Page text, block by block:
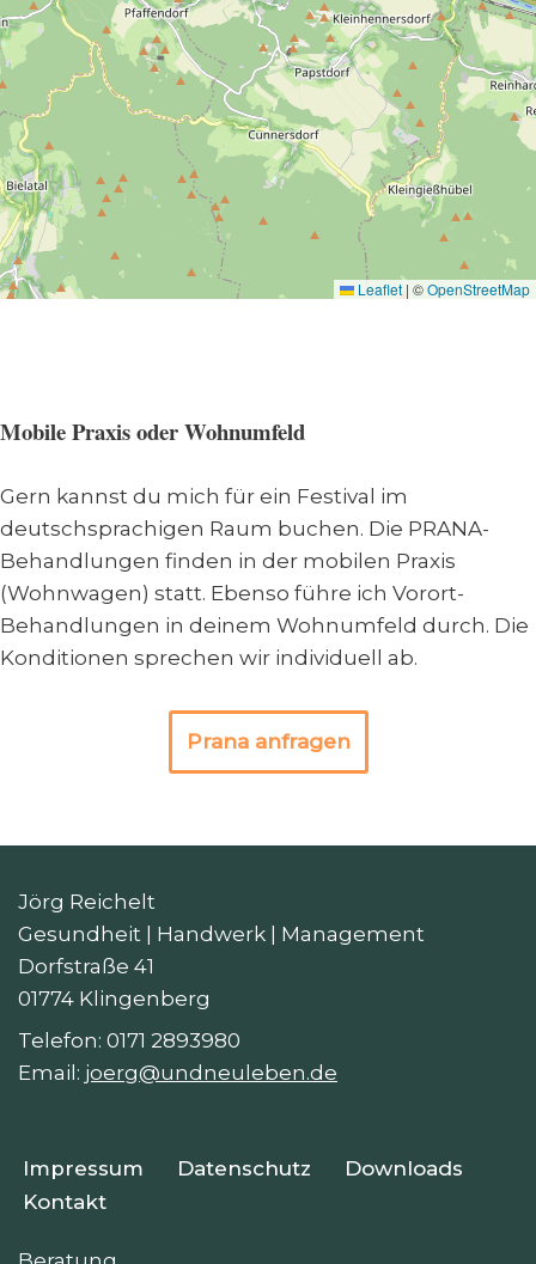
Leaflet | ©OpenStreetMap
Mobile Praxis oder Wohnumfeld
Gern kannst du mich für ein Festival im
deutschsprachigen Raum buchen. Die PRANA-
Behandlungen finden in der mobilen Praxis
(Wohnwagen) statt. Ebenso führe ich Vorort-
Behandlungen in deinem Wohnumfeld durch. Die
Konditionen sprechen wir individuell ab.
Prana anfragen
Jörg Reichelt
Gesundheit | Handwerk | Management
Dorfstraße 41
01774 Klingenberg
Telefon: 0171 2893980
Email: joerg@undneuleben.de
Impressum Datenschutz
Downloads
Kontakt